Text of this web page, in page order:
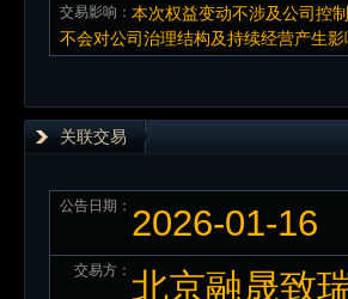
交易影响： 本次权益变动不涉及公司控
不会对公司治理结构及持续经营产生影
关联交易
公告日期： 2026-01-16
交易方： 北京融晟致